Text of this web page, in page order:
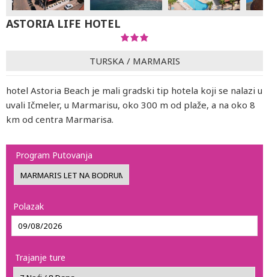
ASTORIA LIFE HOTEL
TURSKA / MARMARIS
hotel Astoria Beach je mali gradski tip hotela koji se nalazi u
uvali Ičmeler, u Marmarisu, oko 300 m od plaže, a na oko 8
km od centra Marmarisa.
Program Putovanja
Polazak
Trajanje ture